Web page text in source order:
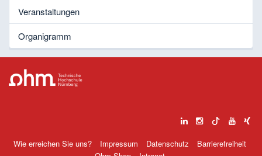
Veranstaltungen
Organigramm
Wie erreichen Sie uns? Impressum Datenschutz
Barrierefreiheit